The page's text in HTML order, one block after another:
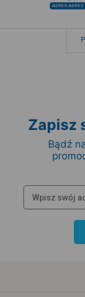
ADRES-ADRES
Zapisz
Bądź